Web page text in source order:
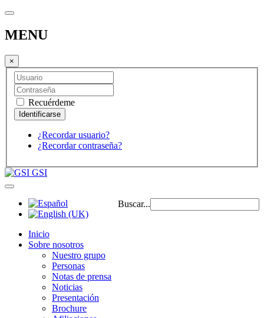
MENU
×
Recuérdeme
¿Recordar usuario?
¿Recordar contraseña?
GSI
Buscar...
Inicio
Sobre nosotros
Nuestro grupo
Personas
Notas de prensa
Noticias
Presentación
Brochure